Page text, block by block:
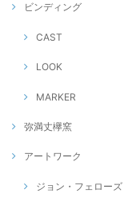
ビンディング
CAST
LOOK
MARKER
弥満丈欅窯
アートワーク
ジョン・フェローズ